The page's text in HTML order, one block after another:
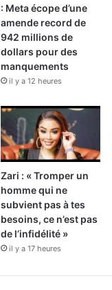
: Meta écope d’une
amende record de
942 millions de
dollars pour des
manquements
il y a 12 heures
Zari : « Tromper un
homme qui ne
subvient pas à tes
besoins, ce n’est pas
de l’infidélité »
il y a 17 heures